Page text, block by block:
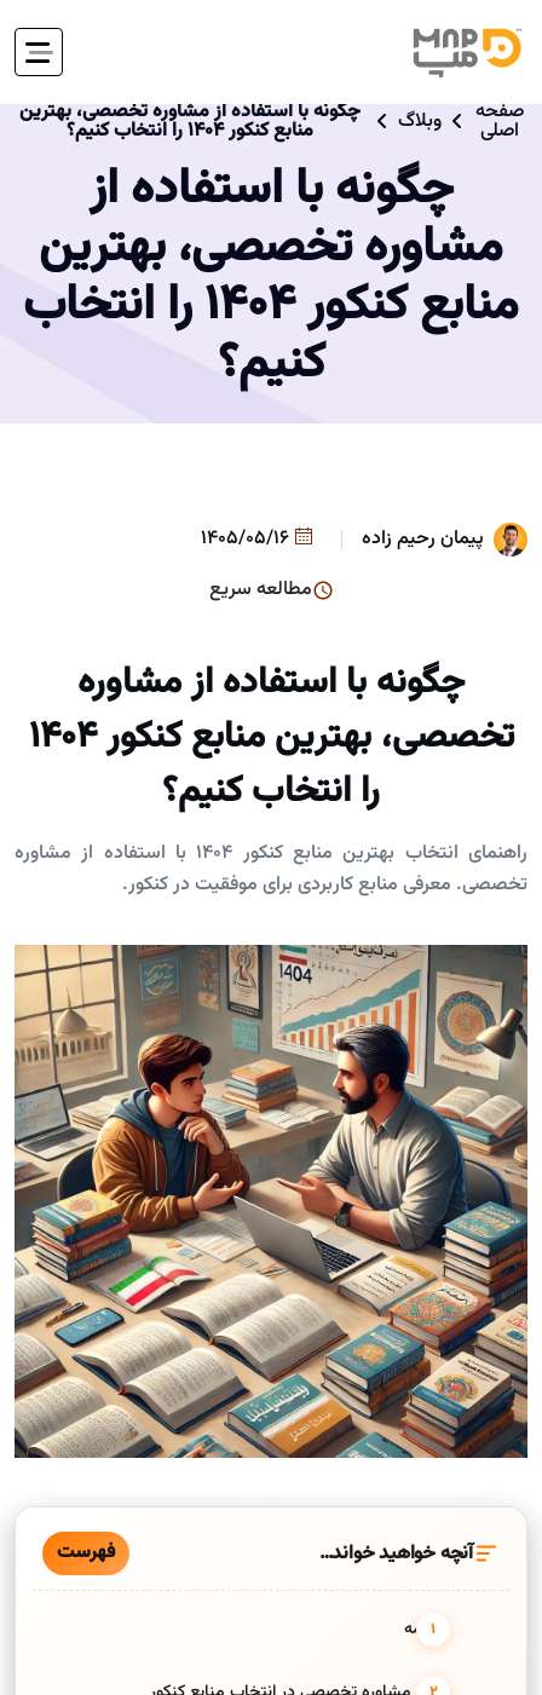
صفحه
اصلی وبلاگ چگونه با استفاده از مشاوره تخصصی، بهترین
منابع کنکور ۱۴۰۴ را انتخاب کنیم؟
چگونه با استفاده از
مشاوره تخصصی، بهترین
منابع کنکور ۱۴۰۴ را انتخاب
کنیم؟
پیمان رحیم زاده
مطالعه سریع
چگونه با استفاده از مشاوره
تخصصی، بهترین منابع کنکور ۱۴۰۴
را انتخاب کنیم؟
راهنمای انتخاب بهترین منابع کنکور ۱۴۰۴ با استفاده از مشاوره
تخصصی. معرفی منابع کاربردی برای موفقیت در کنکور.
آنچه خواهید خواند… فهرست
مقدمه